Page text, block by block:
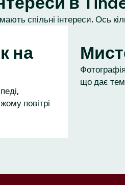
спільні інтереси. Ось
на
повітрі
що дає